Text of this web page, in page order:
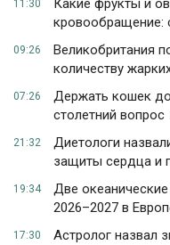
11:30
Какие фрукты и
кровообращение:
09:26
Великобритания
количеству
07:26
Держать кошек
столетний вопрос
21:32
Диетологи
защиты сердца и
19:34
Две
2026–2027 в
17:30
Астролог назвал